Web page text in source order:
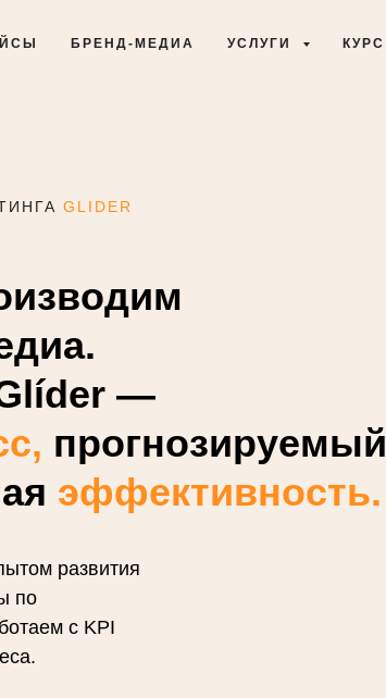
БРЕНД-МЕДИА УСЛУГИ КУРС
GLIDER
—
прогнозируемый
эффективность.
развития
по
с KPI